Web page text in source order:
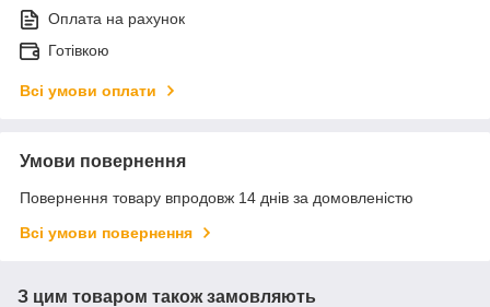
Оплата на рахунок
Готівкою
Всі умови оплати
Умови повернення
Повернення товару впродовж 14 днів за домовленістю
Всі умови повернення
З цим товаром також замовляють